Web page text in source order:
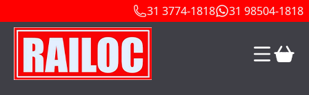
31 3774-1818 31 98504-1818